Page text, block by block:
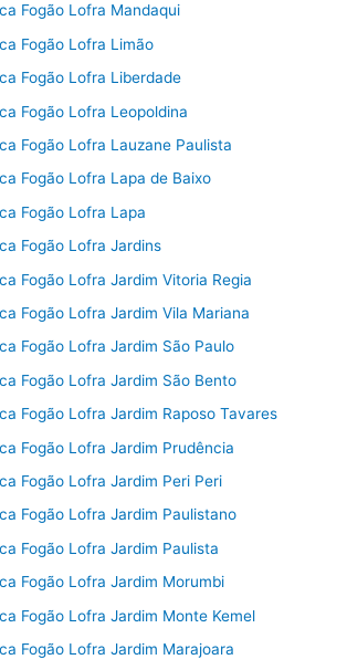
Fogão Lofra Mandaqui
Fogão Lofra Limão
Fogão Lofra Liberdade
Fogão Lofra Leopoldina
Fogão Lofra Lauzane Paulista
Fogão Lofra Lapa de Baixo
Fogão Lofra Lapa
Fogão Lofra Jardins
Fogão Lofra Jardim Vitoria Regia
Fogão Lofra Jardim Vila Mariana
Fogão Lofra Jardim São Paulo
Fogão Lofra Jardim São Bento
Fogão Lofra Jardim Raposo Tavares
Fogão Lofra Jardim Prudência
Fogão Lofra Jardim Peri Peri
Fogão Lofra Jardim Paulistano
Fogão Lofra Jardim Paulista
Fogão Lofra Jardim Morumbi
Fogão Lofra Jardim Monte Kemel
Fogão Lofra Jardim Marajoara